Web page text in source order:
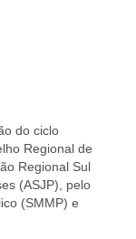
do ciclo
Regional de
Regional Sul
(ASJP), pelo
(SMMP) e